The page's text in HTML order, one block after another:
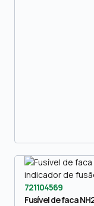
721104569
Fusível de faca